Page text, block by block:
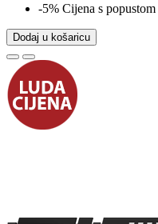
-5% Cijena s popustom
Dodaj u košaricu